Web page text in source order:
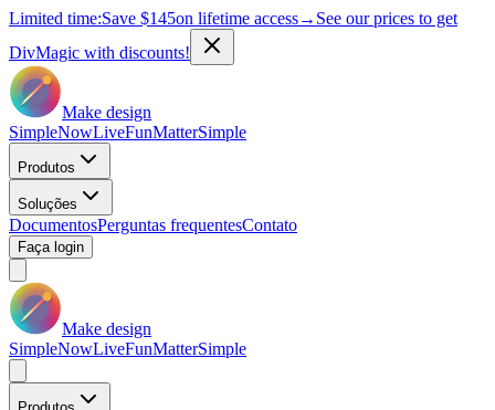
Limited time:Save $145on lifetime access→ See our prices to get
DivMagic with discounts!
Make design
SimpleNowLiveFunMatterSimple
Produtos
Soluções
DocumentosPerguntas frequentesContato
Faça login
Make design
SimpleNowLiveFunMatterSimple